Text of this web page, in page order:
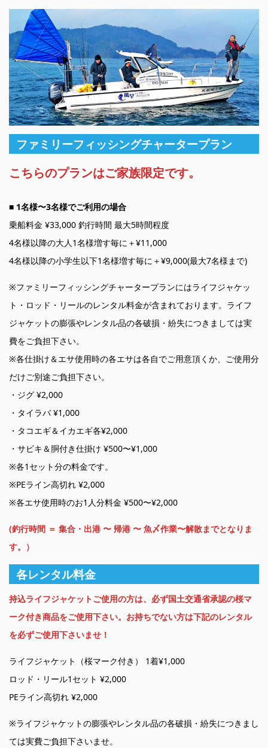
ファミリーフィッシングチャータープラン
こちらのプランはご家族限定です。
■ 1名様〜3名様でご利用の場合
乗船料金 ¥33,000 釣行時間 最大5時間程度
4名様以降の大人1名様増す毎に＋¥11,000
4名様以降の小学生以下1名様増す毎に＋¥9,000(最大7名様まで)
※ファミリーフィッシングチャータープランにはライフジャケッ
ト・ロッド・リールのレンタル料金が含まれております。ライフ
ジャケットの膨張やレンタル品の各破損・紛失につきましては実
費をご負担下さい。
※各仕掛け＆エサ使用時の各エサは各自でご用意頂くか、ご使用分
だけご別途ご負担下さい。
・ジグ ¥2,000
・タイラバ ¥1,000
・タコエギ＆イカエギ各¥2,000
・サビキ＆胴付き仕掛け ¥500〜¥1,000
※各1セット分の料金です。
※PEライン高切れ ¥2,000
※各エサ使用時のお1人分料金 ¥500〜¥2,000
(釣行時間 ＝ 集合・出港 〜 帰港 〜 魚〆作業〜解散までとなりま
す。）
各レンタル料金
持込ライフジャケットご使用の方は、必ず国土交通省承認の桜マ
ーク付き商品をご使用下さい。お持ちでない方は下記のレンタル
を必ずご使用下さいませ！
ライフジャケット（桜マーク付き） 1着¥1,000
ロッド・リール1セット ¥2,000
PEライン高切れ ¥2,000
※ライフジャケットの膨張やレンタル品の各破損・紛失につきまし
ては実費ご負担下さいませ。